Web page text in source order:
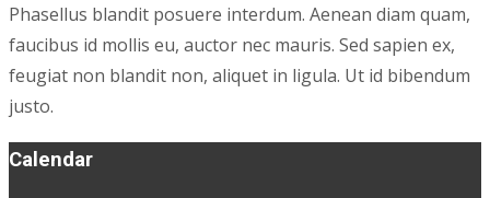
Phasellus blandit posuere interdum. Aenean diam quam,
faucibus id mollis eu, auctor nec mauris. Sed sapien ex,
feugiat non blandit non, aliquet in ligula. Ut id bibendum
justo.
Calendar